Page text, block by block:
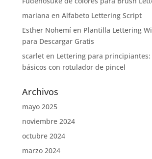
mariana en Alfabeto Lettering Script
Esther Nohemíen Plantilla Lettering
para Descargar Gratis
scarleten Lettering para principiantes:
básicos con rotulador de pincel
Archivos
mayo 2025
noviembre 2024
octubre 2024
marzo 2024